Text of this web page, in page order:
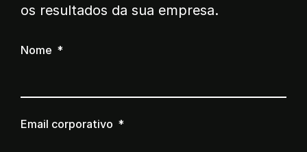
os resultados da sua empresa.
Nome
Email corporativo